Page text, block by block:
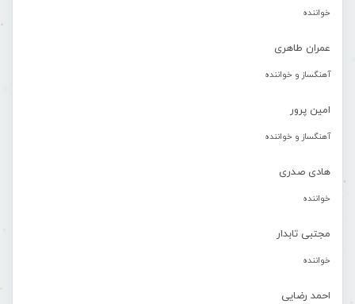
خواننده
عمران طاهری
آهنگساز و خواننده
امین پرور
آهنگساز و خواننده
هادی صدری
خواننده
مجتبی تابدار
خواننده
احمد رضایی